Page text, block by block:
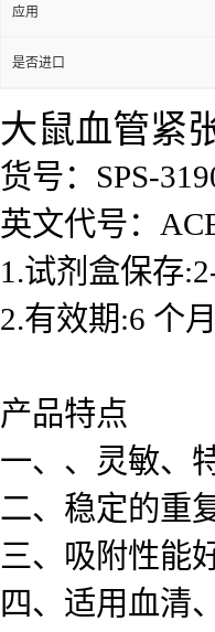
应用
是否进口
大鼠血管紧
货号：SPS-
英文代号：
1.试剂盒保存:2-
2.有效期:6 个月
产品特点
一、、灵敏、
二、稳定的重
三、吸附性能
四、适用血清